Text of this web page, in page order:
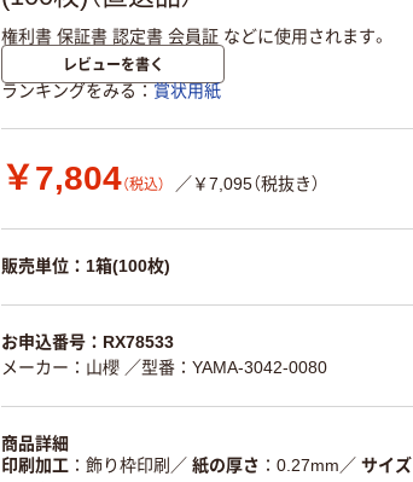
権利書 保証書 認定書 会員証 などに使用されます。
レビューを書く
ランキングをみる 賞状用紙
￥7,804（税込） ／￥7,095（税抜き）
販売単位：1箱(100枚)
お申込番号：RX78533
メーカー：山櫻 ／型番：YAMA-3042-0080
商品詳細
印刷加工
飾り枠印刷 ／ 紙の厚さ 0.27mm ／ サイズ